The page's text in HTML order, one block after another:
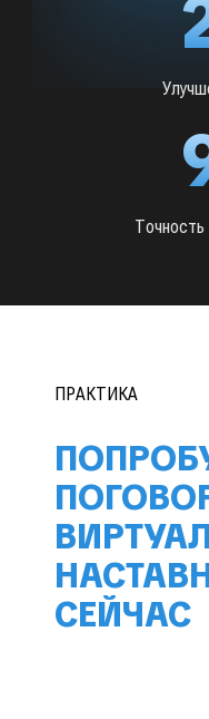
Точность
ПРАКТИКА
СЕЙЧАС